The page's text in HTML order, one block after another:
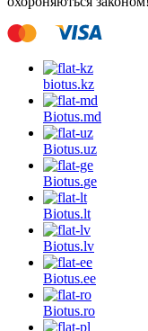
biotus.kz
Biotus.md
Biotus.uz
Biotus.ge
Biotus.lt
Biotus.lv
Biotus.ee
Biotus.ro